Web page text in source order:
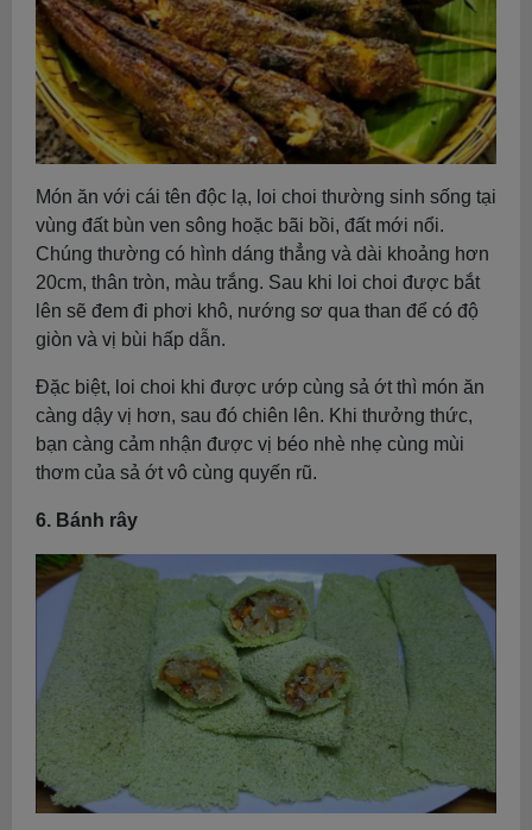
Món ăn với cái tên độc lạ, loi choi thường sinh sống tại
vùng đất bùn ven sông hoặc bãi bồi, đất mới nổi.
Chúng thường có hình dáng thẳng và dài khoảng hơn
20cm, thân tròn, màu trắng. Sau khi loi choi được bắt
lên sẽ đem đi phơi khô, nướng sơ qua than để có độ
giòn và vị bùi hấp dẫn.
Đặc biệt, loi choi khi được ướp cùng sả ớt thì món ăn
càng dậy vị hơn, sau đó chiên lên. Khi thưởng thức,
bạn càng cảm nhận được vị béo nhè nhẹ cùng mùi
thơm của sả ớt vô cùng quyến rũ.
6. Bánh rây